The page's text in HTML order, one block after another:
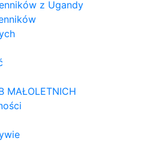
z Ugandy
MAŁOLETNICH